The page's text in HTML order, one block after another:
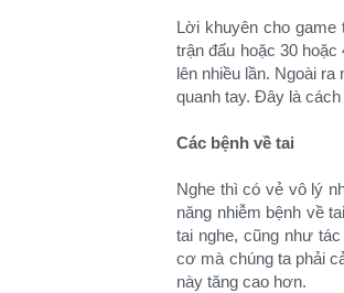
Lời khuyên cho game
trận đấu hoặc 30
lên nhiều lần. Ngoài
quanh tay. Đây là
Các bệnh về tai
Nghe thì có vẻ vô lý
năng nhiễm bệnh về
tai nghe, cũng như
cơ mà chúng ta phải
này tăng cao hơn.